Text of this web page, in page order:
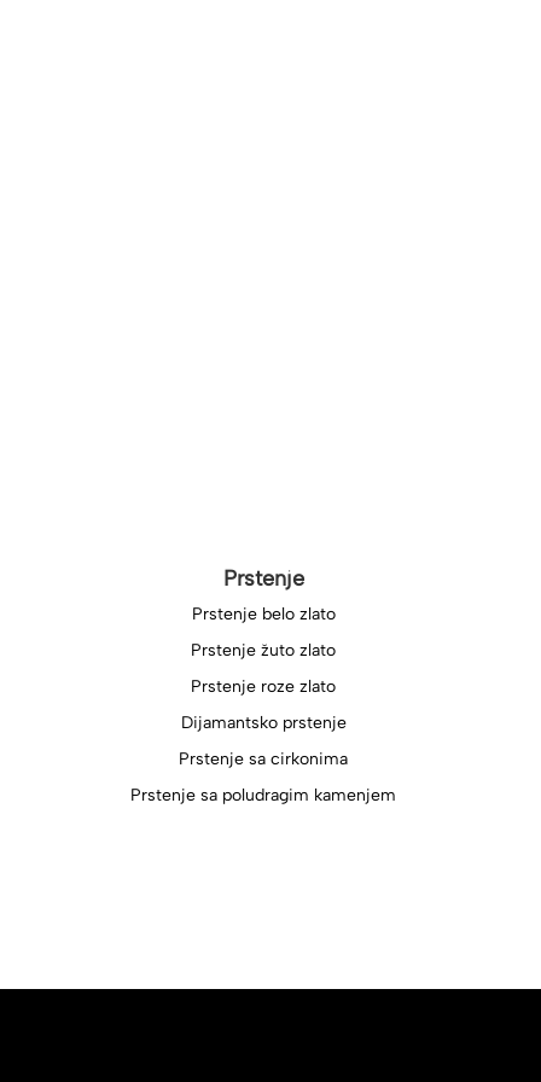
Prstenje
Prstenje belo zlato
Prstenje žuto zlato
Prstenje roze zlato
Dijamantsko prstenje
Prstenje sa cirkonima
Prstenje sa poludragim kamenjem